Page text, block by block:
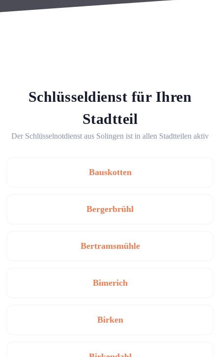
Schlüsseldienst für Ihren
Stadtteil
Der Schlüsselnotdienst aus Solingen ist in allen Stadtteilen aktiv
Bauskotten
Bergerbrühl
Bertramsmühle
Bimerich
Birken